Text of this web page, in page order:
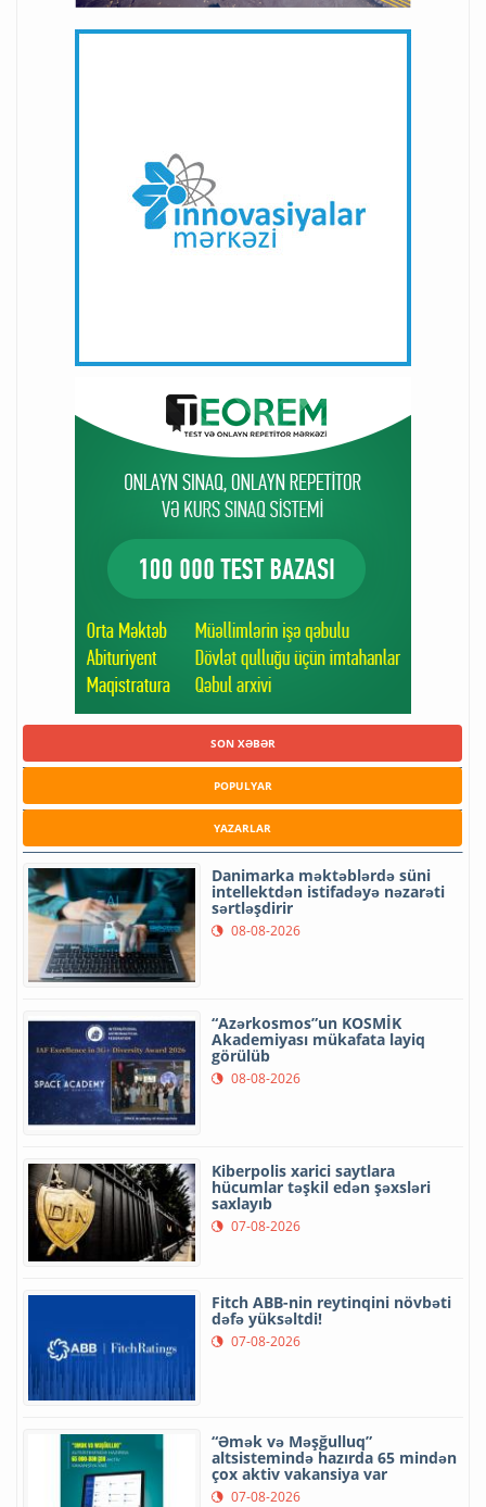
SON XƏBƏR
POPULYAR
YAZARLAR
Danimarka məktəblərdə süni
intellektdən istifadəyə nəzarəti
sərtləşdirir
08-08-2026
“Azərkosmos”un KOSMİK
Akademiyası mükafata layiq
görülüb
08-08-2026
Kiberpolis xarici saytlara
hücumlar təşkil edən şəxsləri
saxlayıb
07-08-2026
Fitch ABB-nin reytinqini növbəti
dəfə yüksəltdi!
07-08-2026
“Əmək və Məşğulluq”
altsistemində hazırda 65 mindən
çox aktiv vakansiya var
07-08-2026